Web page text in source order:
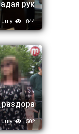
рук
July 844
July 502